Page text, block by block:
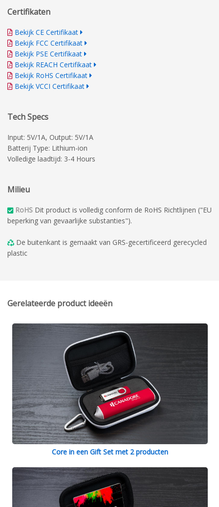
Certifikaten
Bekijk CE Certifikaat
Bekijk FCC Certifikaat
Bekijk PSE Certifikaat
Bekijk REACH Certifikaat
Bekijk RoHS Certifikaat
Bekijk VCCI Certifikaat
Tech Specs
Input: 5V/1A, Output: 5V/1A
Batterij Type: Lithium-ion
Volledige laadtijd: 3-4 Hours
Milieu
RoHS Dit product is volledig conform de RoHS Richtlijnen ("EU
beperking van gevaarlijke substanties").
De buitenkant is gemaakt van GRS-gecertificeerd gerecycled
plastic
Gerelateerde product ideeën
Core in een Gift Set met 2 producten